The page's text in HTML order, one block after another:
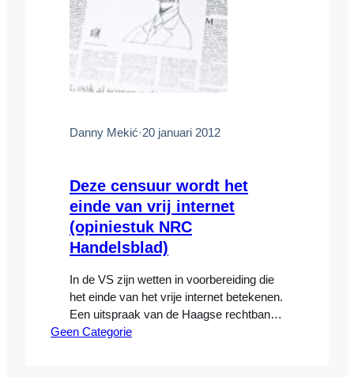
Danny Mekić·20 januari 2012
Deze censuur wordt het
einde van vrij internet
(opiniestuk NRC
Handelsblad)
In de VS zijn wetten in voorbereiding die
het einde van het vrije internet betekenen.
Een uitspraak van de Haagse rechtbank
doet hetzelfde. De daders gaan vrijuit en
Geen Categorie